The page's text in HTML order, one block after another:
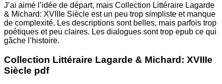
J’ai aimé l’idée de départ, mais Collection Littéraire Lagarde
& Michard: XVIIIe Siècle est un peu trop simpliste et manque
de complexité. Les descriptions sont belles, mais parfois trop
poétiques et peu claires. Les dialogues sont trop epub ce qui
gâche l’histoire.
Collection Littéraire Lagarde & Michard: XVIIIe
Siècle pdf